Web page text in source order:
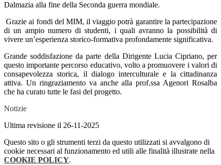
Dalmazia alla fine della Seconda guerra mondiale.
Grazie ai fondi del MIM, il viaggio potrà garantire la partecipazione
di un ampio numero di studenti, i quali avranno la possibilità di
vivere un’esperienza storico-formativa profondamente significativa.
Grande soddisfazione da parte della Dirigente Lucia Cipriano, per
questo importante percorso educativo, volto a promuovere i valori di
consapevolezza storica, il dialogo interculturale e la cittadinanza
attiva. Un ringraziamento va anche alla prof.ssa Agenori Rosalba
che ha curato tutte le fasi del progetto.
Notizie
Ultima revisione il 26-11-2025
Questo sito o gli strumenti terzi da questo utilizzati si avvalgono di
cookie necessari al funzionamento ed utili alle finalità illustrate nella
COOKIE POLICY.